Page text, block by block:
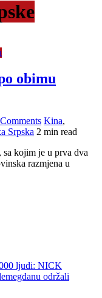
obimu
Kina,
Srpska 2 min read
sa kojim je u prva dva
razmjena u